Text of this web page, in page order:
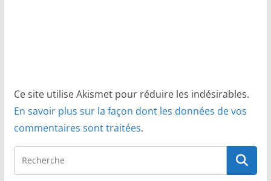
Ce site utilise Akismet pour réduire les indésirables.
En savoir plus sur la façon dont les données de vos
commentaires sont traitées.